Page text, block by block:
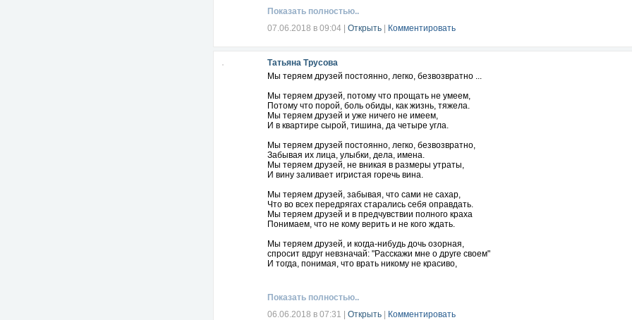
Показать полностью..
07.06.2018 в 09:04
Открыть Комментировать
Татьяна Трусова
Мы теряем друзей постоянно, легко, безвозвратно ...
Мы теряем друзей, потому что прощать не умеем,
Потому что порой, боль обиды, как жизнь, тяжела.
Мы теряем друзей и уже ничего не имеем,
И в квартире сырой, тишина, да четыре угла.
Мы теряем друзей постоянно, легко, безвозвратно,
Забывая их лица, улыбки, дела, имена.
Мы теряем друзей, не вникая в размеры утраты,
И вину заливает игристая горечь вина.
Мы теряем друзей, забывая, что сами не сахар,
Что во всех передрягах старались себя оправдать.
Мы теряем друзей и в предчувствии полного краха
Понимаем, что не кому верить и не кого ждать.
Мы теряем друзей, и когда-нибудь дочь озорная,
спросит вдруг невзначай: "Расскажи мне о друге своем"
И тогда, понимая, что врать никому не красиво,
Мы теряем друзей, и когда это все же случится,
Не спешите рубить паутинку надежды с плеча,
Чтобы с другом своим не пришлось навсегда разлучиться,
Показать полностью..
06.06.2018 в 07:31
Открыть Комментировать